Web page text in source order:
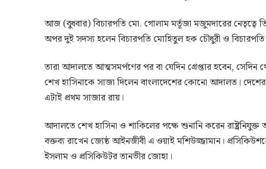
আজ (বুধবার) বিচারপতি মো. গোলাম মর্তূজা মজুমদারের নেতৃত্বে
অপর দুই সদস্য হলেন বিচারপতি মোহিতুল হক চৌধুরী ও
তারা আদালতে আত্মসমর্পণের পর বা যেদিন গ্রেপ্তার হবেন,
শেখ হাসিনাকে সাজা দিলেন বাংলাদেশের কোনো আদালত।
এটাই প্রথম সাজার রায়।
আদালতে শেখ হাসিনা ও শাকিলের পক্ষে শুনানি করেন
বক্তব্য রাখেন জ্যেষ্ঠ আইনজীবী এ ওয়াই মশিউজ্জামান।
ইসলাম ও প্রসিকিউটর তানভীর জোহা।